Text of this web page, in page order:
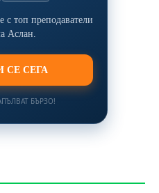
с топ преподаватели
Аслан.
СЕ СЕГА
БЪРЗО!